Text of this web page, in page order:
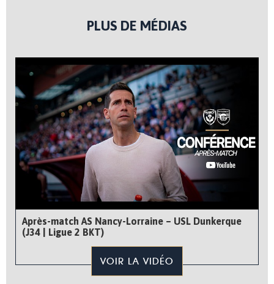
PLUS DE MÉDIAS
Après-match AS Nancy-Lorraine – USL Dunkerque
(J34 | Ligue 2 BKT)
VOIR LA VIDÉO